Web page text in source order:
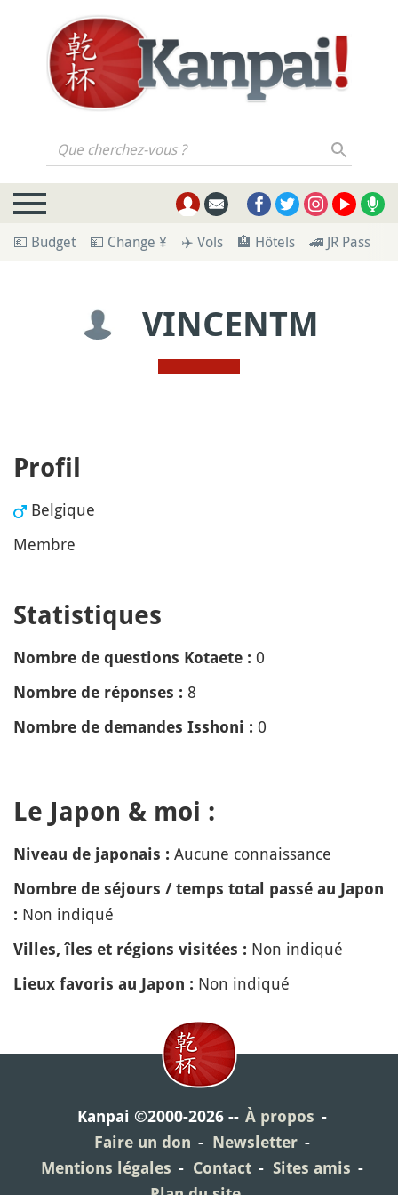
Que cherchez-vous ?
💶 Budget 💴 Change ¥ ✈️ Vols 🏨 Hôtels 🚄 JR Pass
VINCENTM
Profil
Belgique
Membre
Statistiques
Nombre de questions Kotaete : 0
Nombre de réponses : 8
Nombre de demandes Isshoni : 0
Le Japon & moi :
Niveau de japonais : Aucune connaissance
Nombre de séjours / temps total passé au Japon
: Non indiqué
Villes, îles et régions visitées : Non indiqué
Lieux favoris au Japon : Non indiqué
Kanpai ©2000-2026
À propos
Faire un don
Newsletter
Mentions légales
Contact
Sites amis